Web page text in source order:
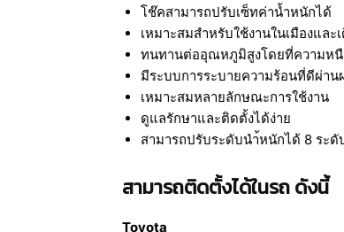
โช๊คสามารถปรับเซ็ทค่าน้ำหนักได้
เหมาะสมสำหรับใช้งานในเมืองและ
ทนทานต่ออุณหภูมิสูงโดยที่ความหนื
มีระบบการระบายความร้อนที่ดีผ่าน
เหมาะสมหลายลักษณะการใช้งาน
ดูแลรักษาและติดตั้งได้ง่าย
สามารถปรับระดับนำ้หนักได้ 8 ระดั
สามารถติดตั้งได้ในรถ ดังนี้
Toyota